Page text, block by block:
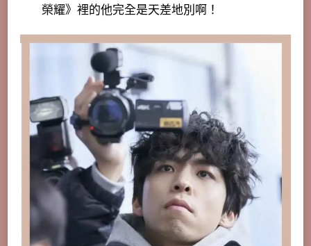
榮耀》裡的他完全是天差地別啊！